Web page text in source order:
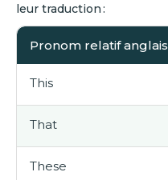
leur traduction :
Pronom relatif anglais
This
That
These